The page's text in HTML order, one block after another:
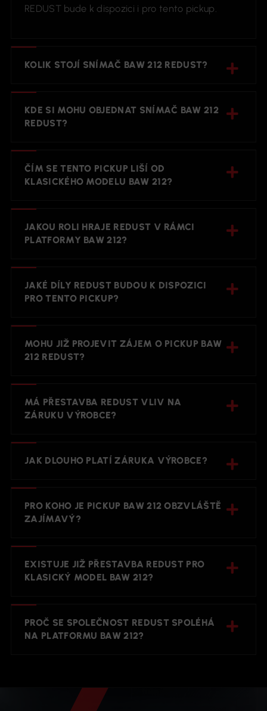
REDUST bude k dispozici i pro tento pickup.
KOLIK STOJÍ SNÍMAČ BAW 212 REDUST?
KDE SI MOHU OBJEDNAT SNÍMAČ BAW 212
REDUST?
ČÍM SE TENTO PICKUP LIŠÍ OD
KLASICKÉHO MODELU BAW 212?
JAKOU ROLI HRAJE REDUST V RÁMCI
PLATFORMY BAW 212?
JAKÉ DÍLY REDUST BUDOU K DISPOZICI
PRO TENTO PICKUP?
MOHU JIŽ PROJEVIT ZÁJEM O PICKUP BAW
212 REDUST?
MÁ PŘESTAVBA REDUST VLIV NA
ZÁRUKU VÝROBCE?
JAK DLOUHO PLATÍ ZÁRUKA VÝROBCE?
PRO KOHO JE PICKUP BAW 212 OBZVLÁŠTĚ
ZAJÍMAVÝ?
EXISTUJE JIŽ PŘESTAVBA REDUST PRO
KLASICKÝ MODEL BAW 212?
PROČ SE SPOLEČNOST REDUST SPOLÉHÁ
NA PLATFORMU BAW 212?